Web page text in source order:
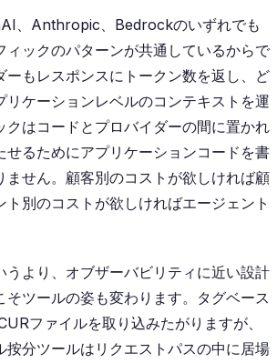
、Anthropic、Bedrockのいずれでも
ィックのパターンが共通しているからで
ーもレスポンスにトークン数を返し、ど
リケーションレベルのコンテキストを運
クはコードとプロバイダーの間に置かれ
せるためにアプリケーションコードを書
ません。顧客別のコストが欲しければ顧
ト別のコストが欲しければエージェント
うより、オブザーバビリティに近い設計
そツールの姿も変わります。タグベース
ファイルを取り込みたがりますが、
按分ツールはリクエストパスの中に居場